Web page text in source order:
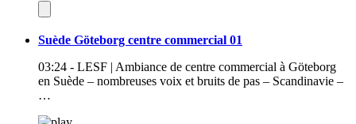
Suède Göteborg centre commercial 01
03:24 - LESF | Ambiance de centre commercial à Göteborg
en Suède – nombreuses voix et bruits de pas – Scandinavie –
…